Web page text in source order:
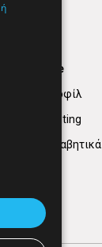
Find Here
Εταιρικό Προφίλ
Digital marketing
Αλφαβητικά